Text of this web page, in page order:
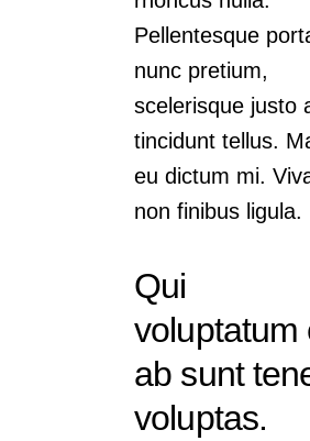
Pellentesque
nunc pretium,
scelerisque justo
tincidunt tellus.
eu dictum mi.
non finibus ligula.
Qui
voluptatum
ab sunt
voluptas.